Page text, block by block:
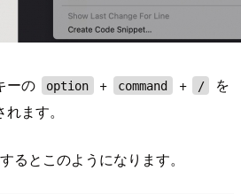
ーの option + command + /
を
ます。
るとこのようになります。